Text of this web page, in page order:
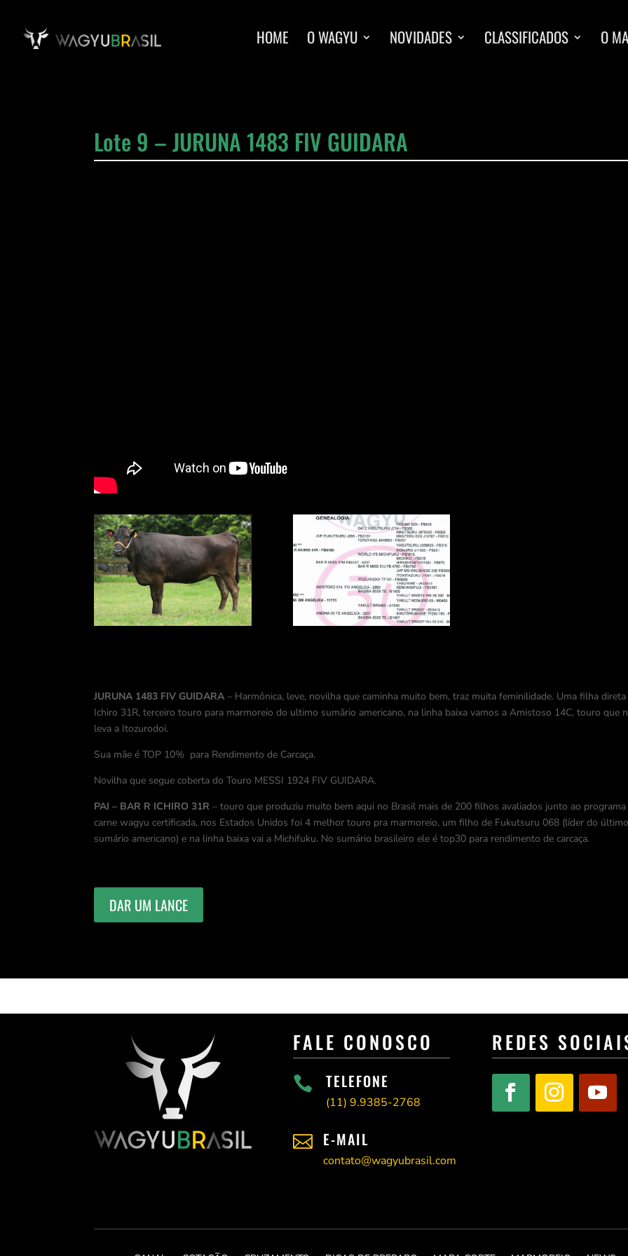
HOME O WAGYU NOVIDADES CLASSIFICADOS O
Lote 9 – JURUNA 1483 FIV GUIDARA
JURUNA 1483 FIV GUIDARA – Harmônica, leve, novilha que caminha muito bem, traz muita feminilidade. Uma filha direta
Ichiro 31R, terceiro touro para marmoreio do ultimo sumãrio americano, na linha baixa vamos a Amistoso 14C, touro que
leva a Itozurodoi.
Sua mãe é TOP 10% para Rendimento de Carcaça.
Novilha que segue coberta do Touro MESSI 1924 FIV GUIDARA.
PAI – BAR R ICHIRO 31R – touro que produziu muito bem aqui no Brasil mais de 200 filhos avaliados junto ao programa
carne wagyu certificada, nos Estados Unidos foi 4 melhor touro pra marmoreio, um filho de Fukutsuru 068 (líder do último
sumário americano) e na linha baixa vai a Michifuku. No sumário brasileiro ele é top30 para rendimento de carcaça.
DAR UM LANCE
FALE CONOSCO
 TELEFONE
(11)9.9385-2768
 E-MAIL
contato@wagyubrasil.com
REDES